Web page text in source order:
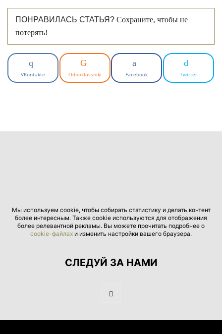
ПОНРАВИЛАСЬ СТАТЬЯ? Сохраните, чтобы не
потерять!
VKontakte Odnoklassniki Facebook Twitter
Мы используем cookie, чтобы собирать статистику и делать контент
более интересным. Также cookie используются для отображения
более релевантной рекламы. Вы можете прочитать подробнее о
cookie-файлах и изменить настройки вашего браузера.
СЛЕДУЙ ЗА НАМИ